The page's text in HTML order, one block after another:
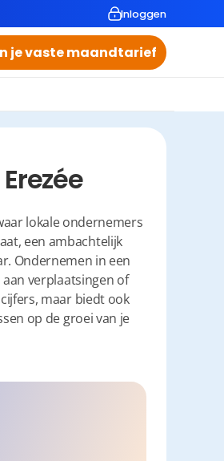
Inloggen
je vaste maandtarief
lokale ondernemers
een ambachtelijk
Ondernemen in een
verplaatsingen of
maar biedt ook
op de groei van je